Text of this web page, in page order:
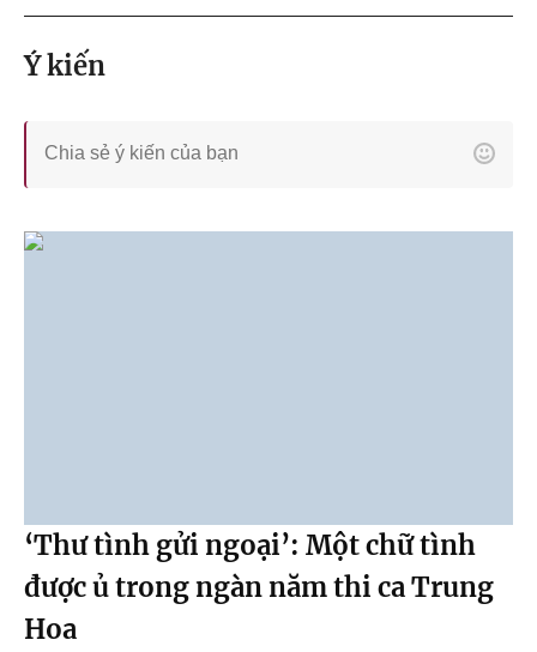
Ý kiến
‘Thư tình gửi ngoại’: Một chữ tình
được ủ trong ngàn năm thi ca Trung
Hoa